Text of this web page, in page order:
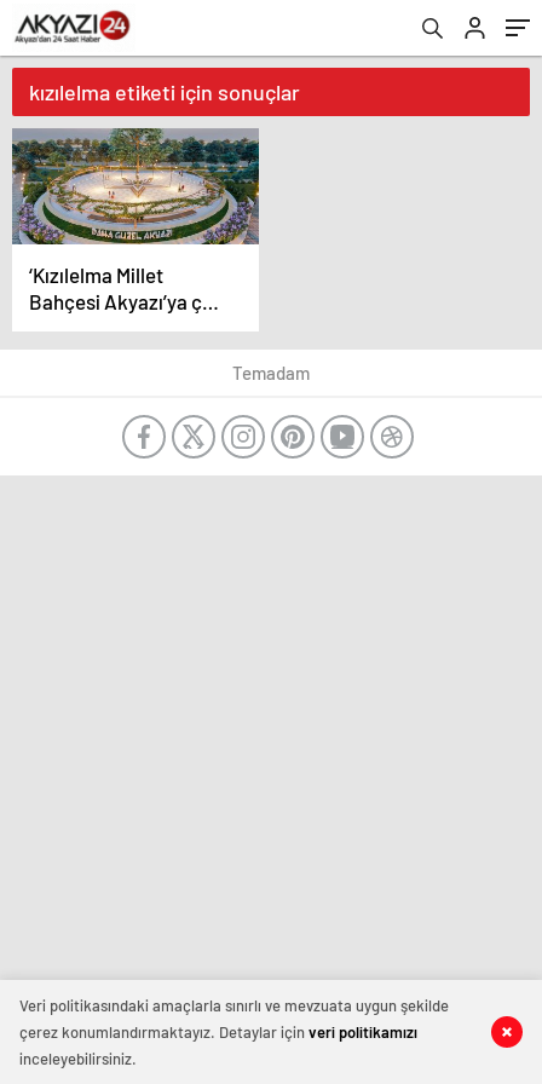
kızılelma etiketi için sonuçlar
‘Kızılelma Millet
Bahçesi Akyazı’ya çok
yakışacak’
Temadam
Veri politikasındaki amaçlarla sınırlı ve mevzuata uygun şekilde
çerez konumlandırmaktayız. Detaylar içinveri politikamızı
inceleyebilirsiniz.